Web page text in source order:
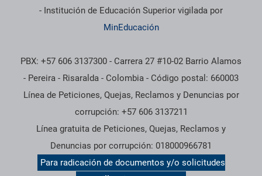
- Institución de Educación Superior vigilada por
MinEducación
PBX: +57 606 3137300 - Carrera 27 #10-02 Barrio Alamos
- Pereira - Risaralda - Colombia - Código postal: 660003
Línea de Peticiones, Quejas, Reclamos y Denuncias por
corrupción: +57 606 3137211
Línea gratuita de Peticiones, Quejas, Reclamos y
Denuncias por corrupción: 018000966781
Para radicación de documentos y/o solicitudes